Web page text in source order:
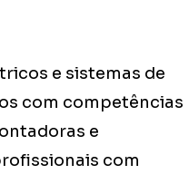
e sistemas de
com competências
e
com